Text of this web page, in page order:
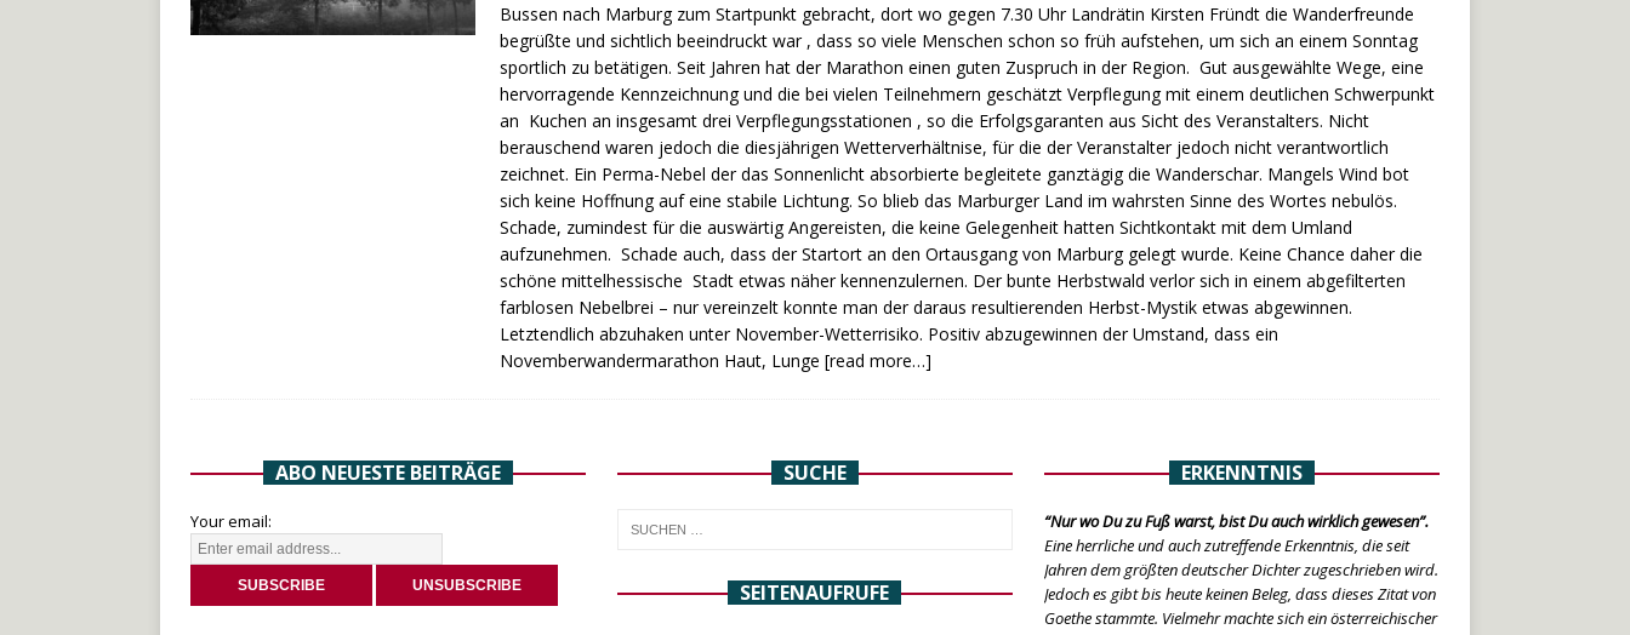
Bussen nach Marburg zum Startpunkt gebracht, dort wo gegen 7.30 Uhr Landrätin Kirsten Fründt die Wanderfreunde
begrüßte und sichtlich beeindruckt war , dass so viele Menschen schon so früh aufstehen, um sich an einem Sonntag
sportlich zu betätigen. Seit Jahren hat der Marathon einen guten Zuspruch in der Region. Gut ausgewählte Wege, eine
hervorragende Kennzeichnung und die bei vielen Teilnehmern geschätzt Verpflegung mit einem deutlichen Schwerpunkt
an Kuchen an insgesamt drei Verpflegungsstationen , so die Erfolgsgaranten aus Sicht des Veranstalters. Nicht
berauschend waren jedoch die diesjährigen Wetterverhältnise, für die der Veranstalter jedoch nicht verantwortlich
zeichnet. Ein Perma-Nebel der das Sonnenlicht absorbierte begleitete ganztägig die Wanderschar. Mangels Wind bot
sich keine Hoffnung auf eine stabile Lichtung. So blieb das Marburger Land im wahrsten Sinne des Wortes nebulös.
Schade, zumindest für die auswärtig Angereisten, die keine Gelegenheit hatten Sichtkontakt mit dem Umland
aufzunehmen. Schade auch, dass der Startort an den Ortausgang von Marburg gelegt wurde. Keine Chance daher die
schöne mittelhessische Stadt etwas näher kennenzulernen. Der bunte Herbstwald verlor sich in einem abgefilterten
farblosen Nebelbrei – nur vereinzelt konnte man der daraus resultierenden Herbst-Mystik etwas abgewinnen.
Letztendlich abzuhaken unter November-Wetterrisiko. Positiv abzugewinnen der Umstand, dass ein
Novemberwandermarathon Haut, Lunge [read more…]
ABO NEUESTE BEITRÄGE
Your email:
SUCHE
SEITENAUFRUFE
ERKENNTNIS
“Nur wo Du zu Fuß warst, bist Du auch wirklich gewesen”.
Eine herrliche und auch zutreffende Erkenntnis, die seit
Jahren dem größten deutscher Dichter zugeschrieben wird.
Jedoch es gibt bis heute keinen Beleg, dass dieses Zitat von
Goethe stammte. Vielmehr machte sich ein österreichischer